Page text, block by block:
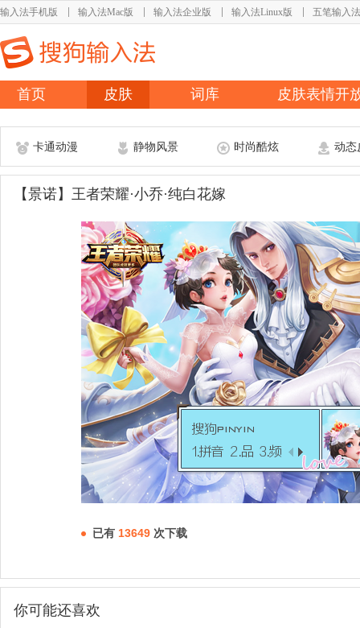
输入法手机版 输入法Mac版 输入法企业版 输入法Linux版 五笔输入法
首页 皮肤 词库 皮肤表情开
卡通动漫 静物风景 时尚酷炫 动态
【景诺】王者荣耀·小乔·纯白花嫁
已有 13649 次下载
你可能还喜欢